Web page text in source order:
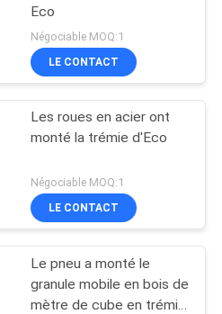
Eco
Négociable MOQ:1
LE CONTACT
Les roues en acier ont
monté la trémie d'Eco
Négociable MOQ:1
LE CONTACT
Le pneu a monté le
granule mobile en bois de
mètre de cube en trémie